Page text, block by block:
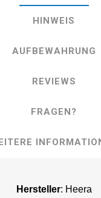
HINWEIS
AUFBEWAHRUNG
REVIEWS
FRAGEN?
Hersteller: Heera